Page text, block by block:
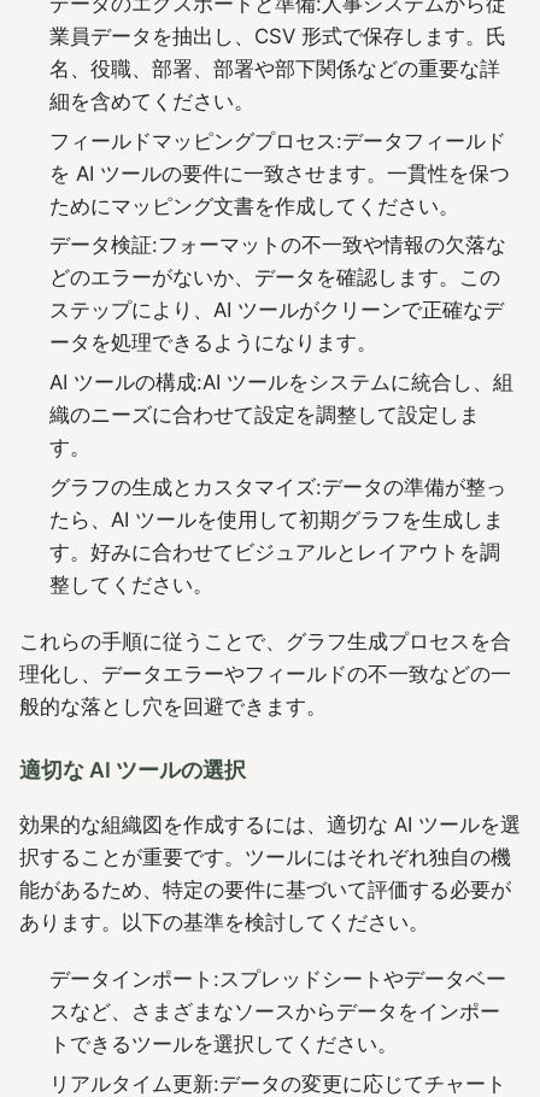
業員データを抽出し、CSV 形式で保存します。氏
名、役職、部署、部署や部下関係などの重要な詳
細を含めてください。
フィールドマッピングプロセス:データフィールド
を AI ツールの要件に一致させます。一貫性を保つ
ためにマッピング文書を作成してください。
データ検証:フォーマットの不一致や情報の欠落な
どのエラーがないか、データを確認します。この
ステップにより、AI ツールがクリーンで正確なデ
ータを処理できるようになります。
AI ツールの構成:AI ツールをシステムに統合し、組
織のニーズに合わせて設定を調整して設定しま
す。
グラフの生成とカスタマイズ:データの準備が整っ
たら、AI ツールを使用して初期グラフを生成しま
す。好みに合わせてビジュアルとレイアウトを調
整してください。
これらの手順に従うことで、グラフ生成プロセスを合
理化し、データエラーやフィールドの不一致などの一
般的な落とし穴を回避できます。
適切な AI ツールの選択
効果的な組織図を作成するには、適切な AI ツールを選
択することが重要です。ツールにはそれぞれ独自の機
能があるため、特定の要件に基づいて評価する必要が
あります。以下の基準を検討してください。
データインポート:スプレッドシートやデータベー
スなど、さまざまなソースからデータをインポー
トできるツールを選択してください。
リアルタイム更新:データの変更に応じてチャート